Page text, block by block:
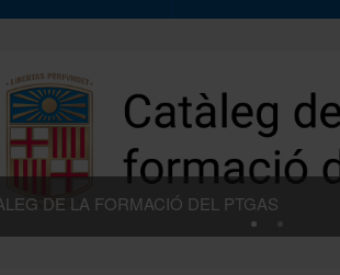
DE LA FORMACIÓ DEL PTGAS